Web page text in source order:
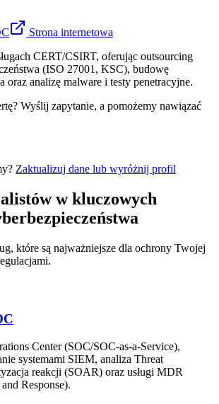
Strona internetowa
CERT/CSIRT, oferując outsourcing
(ISO 27001, KSC), budowę
oraz analizę malware i testy penetracyjne.
Wyślij zapytanie, a pomożemy nawiązać
Zaktualizuj dane lub wyróżnij profil
w kluczowych
które są najważniejsze dla ochrony Twojej
Center (SOC/SOC-as-a-Service),
systemami SIEM, analiza Threat
reakcji (SOAR) oraz usługi MDR
Response).